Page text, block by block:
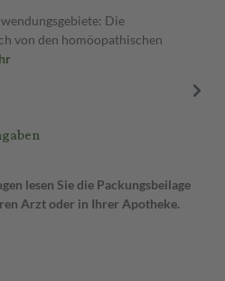
Die
von den homöopathischen
lesen Sie die Packungsbeilage
Arzt oder in Ihrer Apotheke.